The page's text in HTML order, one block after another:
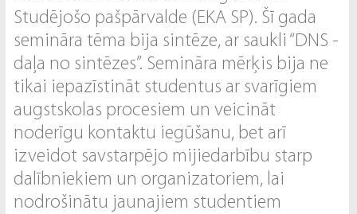
Studējošo pašpārvalde (EKA SP). Šī gada
semināra tēma bija sintēze, ar saukli “DNS -
daļa no sintēzes”. Semināra mērķis bija ne
tikai iepazīstināt studentus ar svarīgiem
augstskolas procesiem un veicināt
noderīgu kontaktu iegūšanu, bet arī
izveidot savstarpējo mijiedarbību starp
dalībniekiem un organizatoriem, lai
nodrošinātu jaunajiem studentiem